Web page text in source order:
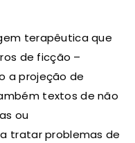
terapêutica que
de ficção –
a projeção de
textos de não
ou
tratar problemas de